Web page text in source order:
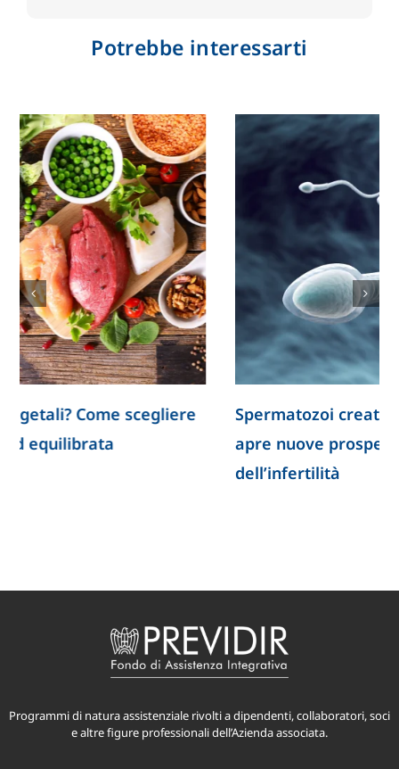
Potrebbe interessarti
Spermatozoi creati in laboratorio: la ricerca
apre nuove prospettive per lo studio
Programmi di natura assistenziale rivolti a dipendenti, collaboratori, soci